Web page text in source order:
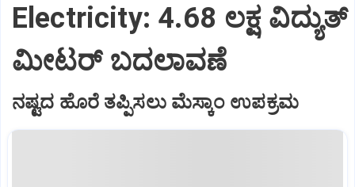
Electricity: 4.68 ಲಕ್ಷ ವಿದ್ಯುತ್‌
ಮೀಟರ್‌ ಬದಲಾವಣೆ
ನಷ್ಟದ ಹೊರೆ ತಪ್ಪಿಸಲು ಮೆಸ್ಕಾಂ ಉಪಕ್ರಮ